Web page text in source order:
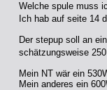
Welche spule muss
Ich hab auf seite 14
Der stepup soll an
schätzungsweise
Mein NT wär ein
Mein anderes ein